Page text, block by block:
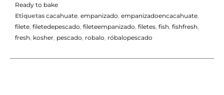
Ready to bake
Etiquetas cacahuate, empanizado, empanizadoencacahuate,
filete, filetedepescado, fileteempanizado, filetes, fish, fishfresh,
fresh, kosher, pescado, robalo, róbalopescado